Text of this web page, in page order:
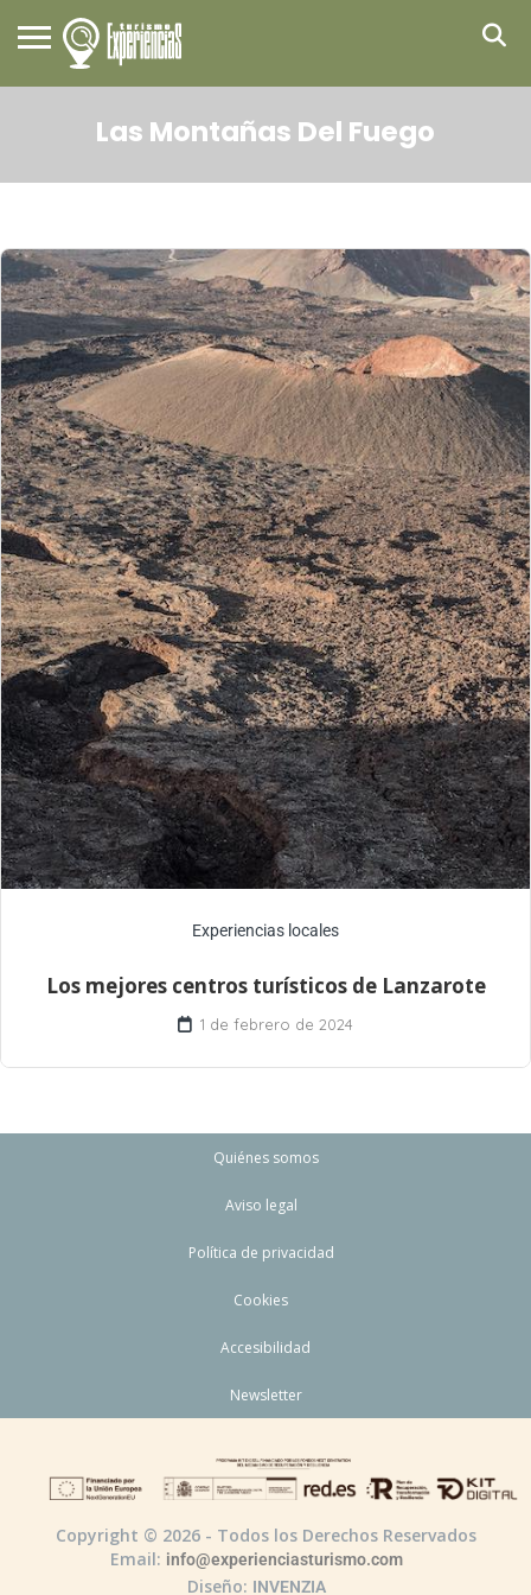
Las Montañas Del Fuego
Experiencias locales
Los mejores centros turísticos de Lanzarote
1 de febrero de 2024
Quiénes somos
Aviso legal
Política de privacidad
Cookies
Accesibilidad
Newsletter
Copyright © 2026 - Todos los Derechos Reservados
Email: info@experienciasturismo.com
Diseño: INVENZIA